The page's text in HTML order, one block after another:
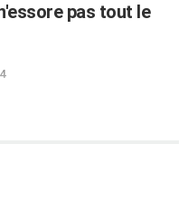
pas tout le